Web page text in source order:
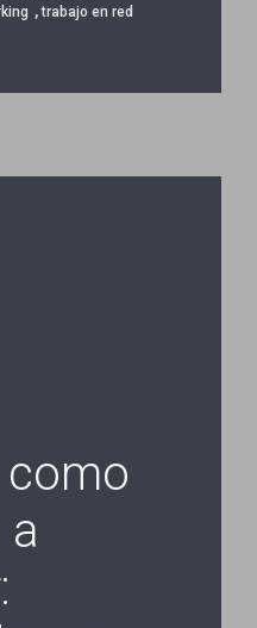
,trabajo en red